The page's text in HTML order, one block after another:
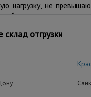
нагрузку, не
при
выполнены из
склад отгрузки